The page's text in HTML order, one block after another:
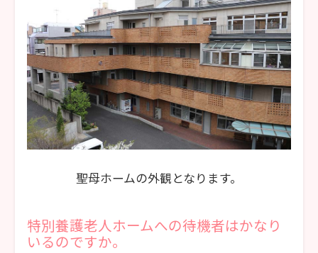
聖母ホームの外観となります。
特別養護老人ホームへの待機者はかなり
いるのですか。